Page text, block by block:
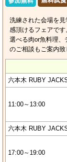
洗練された会場を見
感頂けるフェアで
選べる肉or魚料理、
のご相談もご案内致
六本木 RUBY
11:00～13:00
六本木 RUBY
17:00～19:00